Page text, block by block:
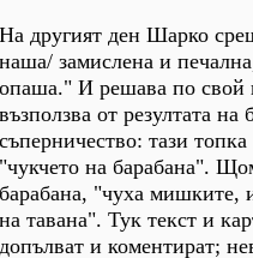
На другият ден Шарко
наша/ замислена и
опаша." И решава по свой
възползва от резултата на
съперничество: тази
"чукчето на барабана".
барабана, "чуха мишките,
на тавана". Тук текст и
допълват и коментират;